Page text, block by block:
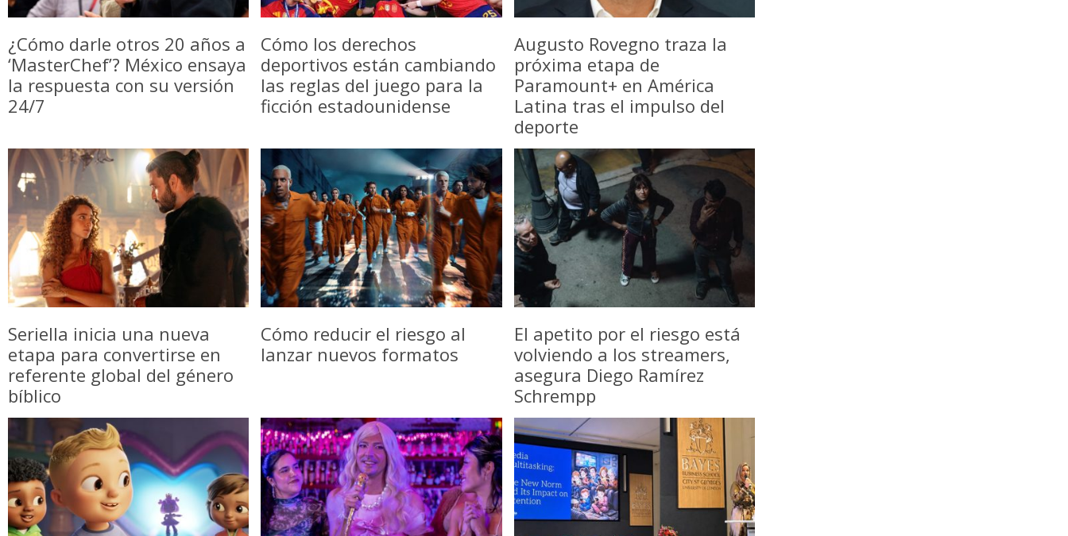
¿Cómo darle otros 20 años a
‘MasterChef’? México ensaya
la respuesta con su versión
24/7
Cómo los derechos
deportivos están cambiando
las reglas del juego para la
ficción estadounidense
Augusto Rovegno traza la
próxima etapa de
Paramount+ en América
Latina tras el impulso del
deporte
Seriella inicia una nueva
etapa para convertirse en
referente global del género
bíblico
Cómo reducir el riesgo al
lanzar nuevos formatos
El apetito por el riesgo está
volviendo a los streamers,
asegura Diego Ramírez
Schrempp